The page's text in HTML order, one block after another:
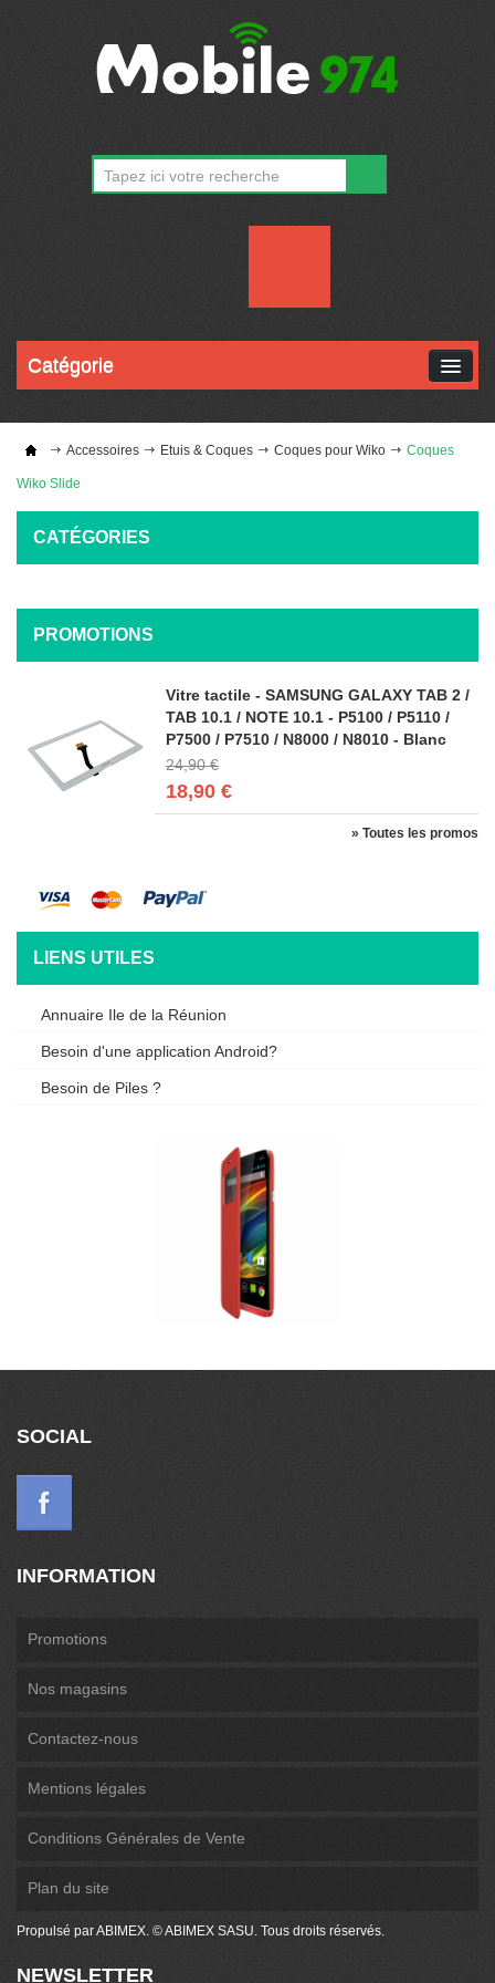
CONTACT MON COMPTE
Catégorie
Accessoires Etuis & Coques Coques pour Wiko Coques
Wiko Slide
CATÉGORIES
PROMOTIONS
Vitre tactile - SAMSUNG GALAXY TAB 2 /
TAB 10.1 / NOTE 10.1 - P5100 / P5110 /
P7500 / P7510 / N8000 / N8010 - Blanc
24,90 €
18,90 €
» Toutes les promos
LIENS UTILES
Annuaire Ile de la Réunion
Besoin d'une application Android?
Besoin de Piles ?
SOCIAL
INFORMATION
Promotions
Nos magasins
Contactez-nous
Mentions légales
Conditions Générales de Vente
Plan du site
Propulsé par ABIMEX. © ABIMEX SASU. Tous droits réservés.
NEWSLETTER